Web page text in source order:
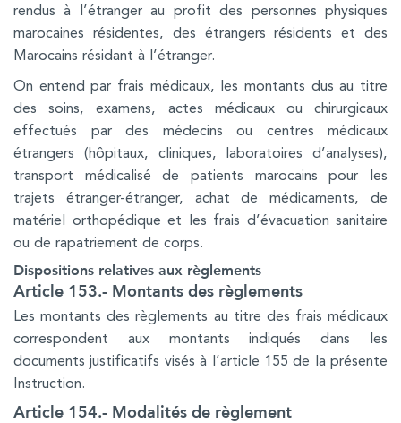
rendus à l’étranger au profit des personnes physiques
marocaines résidentes, des étrangers résidents et des
Marocains résidant à l’étranger.
On entend par frais médicaux, les montants dus au titre
des soins, examens, actes médicaux ou chirurgicaux
effectués par des médecins ou centres médicaux
étrangers (hôpitaux, cliniques, laboratoires d’analyses),
transport médicalisé de patients marocains pour les
trajets étranger-étranger, achat de médicaments, de
matériel orthopédique et les frais d’évacuation sanitaire
ou de rapatriement de corps.
Dispositions relatives aux règlements
Article 153.- Montants des règlements
Les montants des règlements au titre des frais médicaux
correspondent aux montants indiqués dans les
documents justificatifs visés à l’article 155 de la présente
Instruction.
Article 154.- Modalités de règlement